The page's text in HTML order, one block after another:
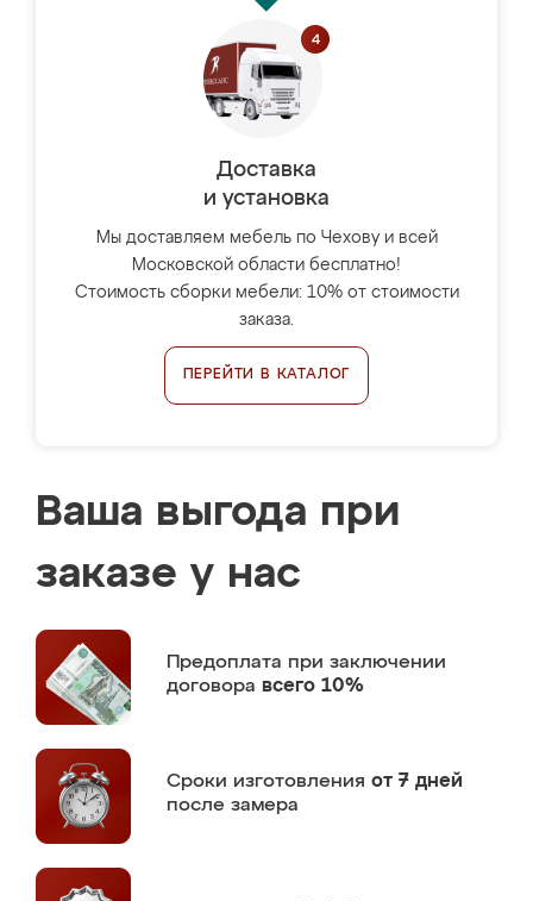
Доставка
и установка
Мы доставляем мебель по Чехову и всей
Московской области бесплатно!
Стоимость сборки мебели: 10% от стоимости
заказа.
ПЕРЕЙТИ В КАТАЛОГ
Ваша выгода при
заказе у нас
Предоплата при заключении
договора всего 10%
Сроки изготовления от 7 дней
после замера